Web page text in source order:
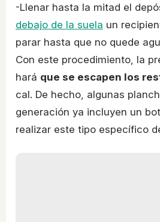
-Llenar hasta la mitad el
debajo de la suela un
parar hasta que no quede
Con este procedimiento, la
hará que se escapen los
cal. De hecho, algunas
generación ya incluyen un
realizar este tipo específico